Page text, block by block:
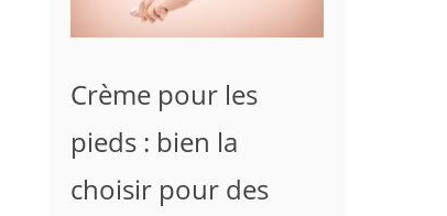
Crème pour les
pieds : bien la
choisir pour des